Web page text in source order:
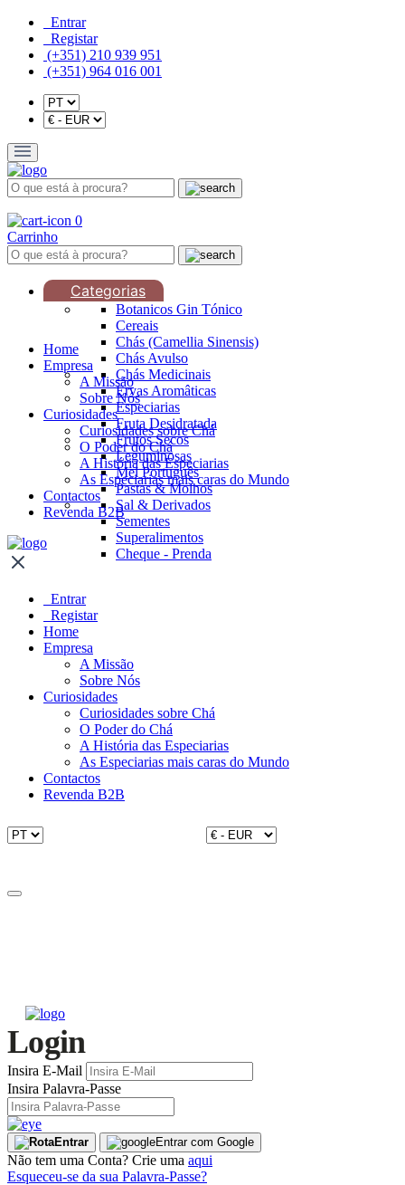
Entrar
Registar
(+351) 210 939 951
(+351) 964 016 001
0
Carrinho
Categorias
Botanicos Gin Tónico
Cereais
Chás (Camellia Sinensis)
Chás Avulso
Chás Medicinais
Ervas Aromâticas
Especiarias
Fruta Desidratada
Frutos Secos
Leguminosas
Mel Português
Pastas & Molhos
Sal & Derivados
Sementes
Superalimentos
Cheque - Prenda
Home
Empresa
A Missão
Sobre Nós
Curiosidades
Curiosidades sobre Chá
O Poder do Chá
A História das Especiarias
As Especiarias mais caras do Mundo
Contactos
Revenda B2B
Entrar
Registar
Home
Empresa
A Missão
Sobre Nós
Curiosidades
Curiosidades sobre Chá
O Poder do Chá
A História das Especiarias
As Especiarias mais caras do Mundo
Contactos
Revenda B2B
Login
Insira E-Mail
Insira Palavra-Passe
Entrar Entrar com Google
Não tem uma Conta? Crie uma aqui
Esqueceu-se da sua Palavra-Passe?